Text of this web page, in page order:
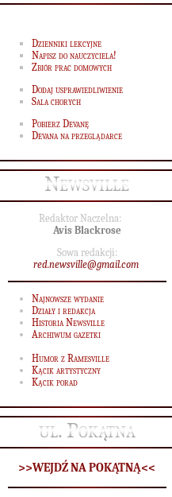
Dzienniki lekcyjne
Napisz do nauczyciela!
Zbiór prac domowych
Dodaj usprawiedliwienie
Sala chorych
Pobierz Devanę
Devana na przeglądarce
Newsville
Redaktor Naczelna:
Avis Blackrose
Sowa redakcji:
red.newsville@gmail.com
Najnowsze wydanie
Działy i redakcja
Historia Newsville
Archiwum gazetki
Humor z Ramesville
Kącik artystyczny
Kącik porad
ul. Pokątna
>>WEJDŹ NA POKĄTNĄ<<